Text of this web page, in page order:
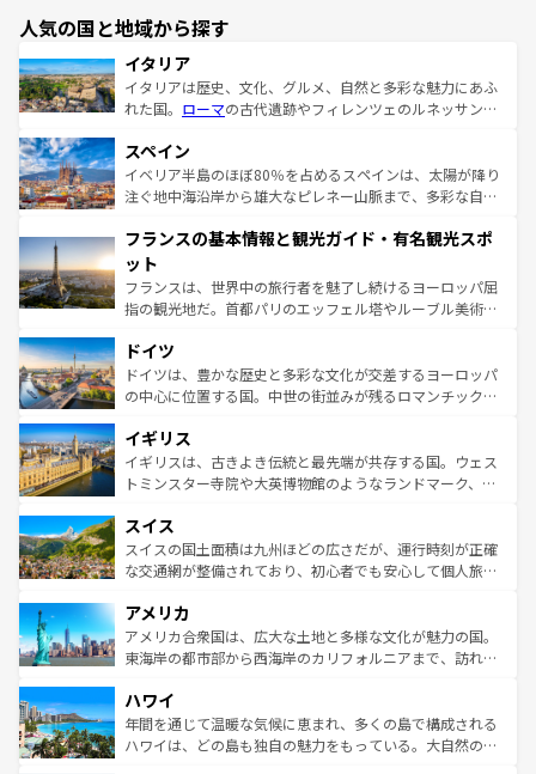
人気の国と地域から探す
イタリア
イタリアは歴史、文化、グルメ、自然と多彩な魅力にあふ
れた国。 ローマの古代遺跡やフィレンツェのルネッサンス
ろん、トスカーナの美しい田園風景やアマルフィ海岸の絶
景など、自然景観も見逃せない。観光の合間には、本場の
ピザやパスタなど、絶品のイタリア料理を堪能することも
ませてくれるイタリアで、忘れられない旅をしてみよう！
なお、新着のイタリア情報は
しい。
スペイン
イベリア半島のほぼ80％を占めるスペインは、太陽が降り
注ぐ地中海沿岸から雄大なピレネー山脈まで、多彩な自然
文化が根付くこの国では、情熱的なフラメンコ、熱気あふ
れる闘牛、そして美味しいタパスが生活の一部となってい
る。首都マドリードの洗練された雰囲気や、バルセロナの
アートに溢れた街角から、地方では古代ローマ遺跡や中世
せる。地方によって風土や気候が異なるスペインはその個
性で訪れる人を魅了する。 なお、新着のスペイン情報は コ
ンテンツ一覧を参照してほしい。
フランスの基本情報と観光ガイド・有名観光スポ
ット
フランスは、世界中の旅行者を魅了し続けるヨーロッパ屈
指の観光地だ。首都パリのエッフェル塔やルーブル美術館
で、幅広い魅力が詰まっている。華麗な宮殿、歴史的な大
聖堂、美しいビーチ、そして豊かな自然が、訪れる者を心
から魅了する。また、フランスは美食の国としても知ら
いる。シャンパンの発祥地であるランス、プロヴァンスの
香り高いラベンダー畑など、多彩な楽しみ方が可能だ。さ
らに、パリ以外の地域にも魅力が溢れており、どの街角に
れる地方に足を運ぶとそれぞれで全く異なる文化を体験で
きるだろう。 なお、新着のフランス情報はコンテンツ一覧
を参照してほしい。
ドイツ
ドイツは、豊かな歴史と多彩な文化が交差するヨーロッパ
の中心に位置する国。中世の街並みが残るロマンチック街
顔を持つこの国は、どこを歩いても飽きることがない。ベ
ルリンの文化的活気、バイエルン州のアルプスの絶景、そ
してライン川沿いのワイン畑といった風景は必見。ビール
は、お酒好きな人にはぜひ体験してほしい。 なお、新着の
ドイツ情報はコンテンツ一覧を参照してほしい。
イギリス
イギリスは、古きよき伝統と最先端が共存する国。ウェス
トミンスター寺院や大英博物館のようなランドマーク、歴
リアごとに異なる魅力がある。また、優雅なアフタヌーン
ティー、ビール好きにはたまらない英国パブ、サッカー観
戦など、本場だからこそできる体験も豊富。イギリスを旅
ンツ一覧を参照してほしい。
スイス
スイスの国土面積は九州ほどの広さだが、運行時刻が正確
な交通網が整備されており、初心者でも安心して個人旅行
の建物がそのまま残る町や、スイスならではのユニークな
博物館もあり、アルプス観光だけでなく町歩きも満喫する
ことができる。国民の所得が高いため物価も高いが、旅行
ば市内交通費無料で観光を楽しむこともできる。 なお、新
着のスイス情報はコンテンツ一覧 を参照してほしい。
アメリカ
アメリカ合衆国は、広大な土地と多様な文化が魅力の国。
東海岸の都市部から西海岸のカリフォルニアまで、訪れる
のような巨大都市は、観光、ショッピング、エンターテイ
ンメントが詰まった刺激的なスポットだ。一方、アメリカ
西部には大自然が広がり、グランドキャニオンやイエロー
ハワイ
年間を通じて温暖な気候に恵まれ、多くの島で構成される
ハワイは、どの島も独自の魅力をもっている。大自然の神